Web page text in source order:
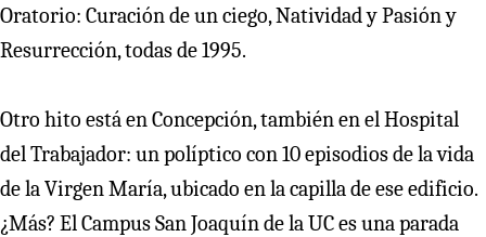
Oratorio: Curación de un ciego, Natividad y Pasión y
Resurrección, todas de 1995.
Otro hito está en Concepción, también en el Hospital
del Trabajador: un políptico con 10 episodios de la vida
de la Virgen María, ubicado en la capilla de ese edificio.
¿Más? El Campus San Joaquín de la UC es una parada